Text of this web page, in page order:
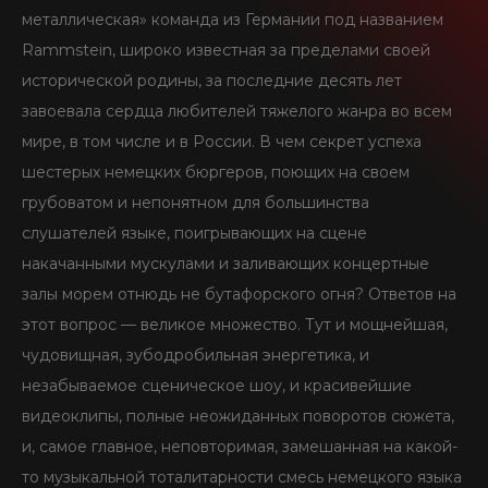
SEIDBEREIT
металлическая» команда из Германии под названием
Rammstein, широко известная за пределами своей
исторической родины, за последние десять лет
завоевала сердца любителей тяжелого жанра во всем
мире, в том числе и в России. В чем секрет успеха
шестерых немецких бюргеров, поющих на своем
грубоватом и непонятном для большинства
слушателей языке, поигрывающих на сцене
накачанными мускулами и заливающих концертные
залы морем отнюдь не бутафорского огня? Ответов на
этот вопрос — великое множество. Тут и мощнейшая,
чудовищная, зубодробильная энергетика, и
незабываемое сценическое шоу, и красивейшие
видеоклипы, полные неожиданных поворотов сюжета,
и, самое главное, неповторимая, замешанная на какой-
то музыкальной тоталитарности смесь немецкого языка